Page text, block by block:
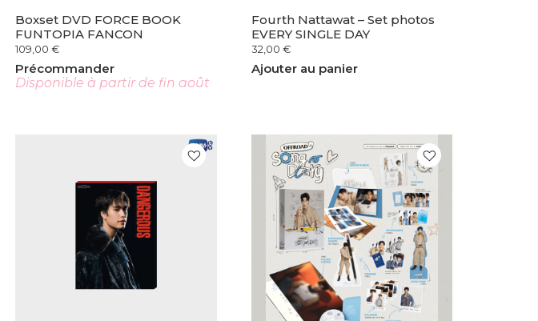
Boxset DVD FORCE BOOK
FUNTOPIA FANCON
109,00€
Précommander
Disponible à partir de fin août
Fourth Nattawat – Set photos
EVERY SINGLE DAY
32,00€
Ajouter au panier